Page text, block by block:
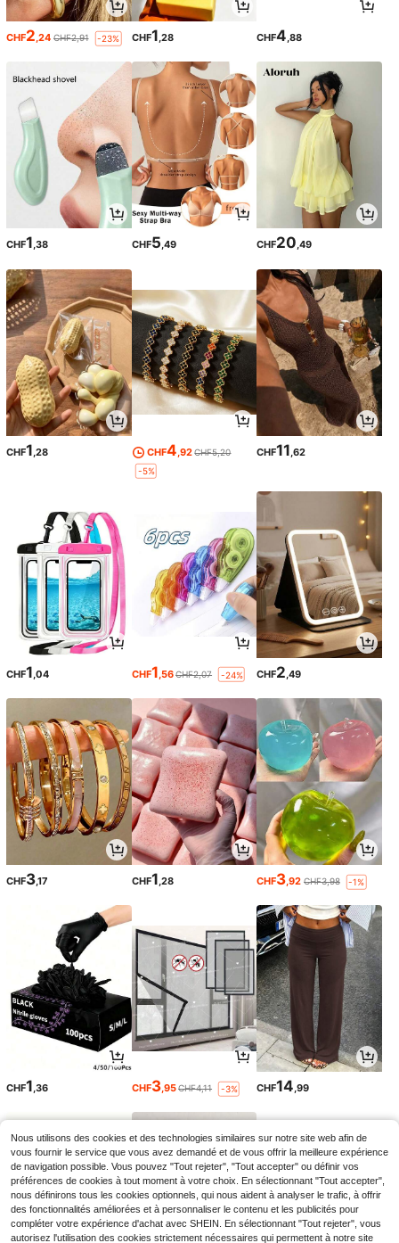
CHF2,24 CHF2,91 -23% CHF1,28 CHF4,88
CHF1,38 CHF5,49 CHF20,49
CHF1 ,28 CHF4 ,92 CHF5,20
-5%
CHF11 ,62
CHF1 ,04 CHF1 ,56CHF2,07 -24% CHF2 ,49
CHF3,17 CHF1,28 CHF3,92 CHF3,98 -1%
CHF1,36 CHF3,95CHF4,11 -3% CHF14,99
Nous utilisons des cookies et des technologies similaires sur notre site web afin de
vous fournir le service que vous avez demandé et de vous offrir la meilleure expérience
de navigation possible. Vous pouvez "Tout rejeter", "Tout accepter" ou définir vos
préférences de cookies à tout moment à votre choix. En sélectionnant "Tout accepter",
nous définirons tous les cookies optionnels, qui nous aident à analyser le trafic, à offrir
des fonctionnalités améliorées et à personnaliser le contenu et les publicités pour
compléter votre expérience d'achat avec SHEIN. En sélectionnant "Tout rejeter", vous
autorisez l'utilisation des cookies strictement nécessaires qui permettent à notre site